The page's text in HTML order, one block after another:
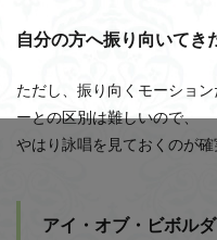
自分の方へ振り向いてき
ただし、振り向くモーショ
ーとの区別は難しいので、
やはり詠唱を見ておくのが確
アイ・オブ・ビボル